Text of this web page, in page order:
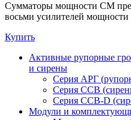
Сумматоры мощности СМ
восьми усилителей
Купить
Активные рупорные
и сирены
Серия АРГ
Серия ССВ
Серия ССВ-D
Модули и